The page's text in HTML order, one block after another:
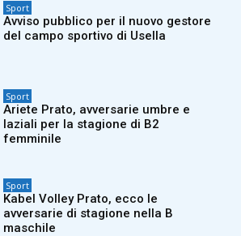
Sport
Avviso pubblico per il nuovo gestore
del campo sportivo di Usella
Sport
Ariete Prato, avversarie umbre e
laziali per la stagione di B2
femminile
Sport
Kabel Volley Prato, ecco le
avversarie di stagione nella B
maschile